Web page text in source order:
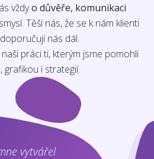
vždyo důvěře, komunikaci
Těší nás, že se k nám klienti
nás dál.
práci ti, kterým jsme pomohli
grafikou i strategií.
vytvářel